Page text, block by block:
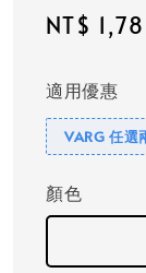
Sale
NT$
適用優惠
VARG 任選
顏色